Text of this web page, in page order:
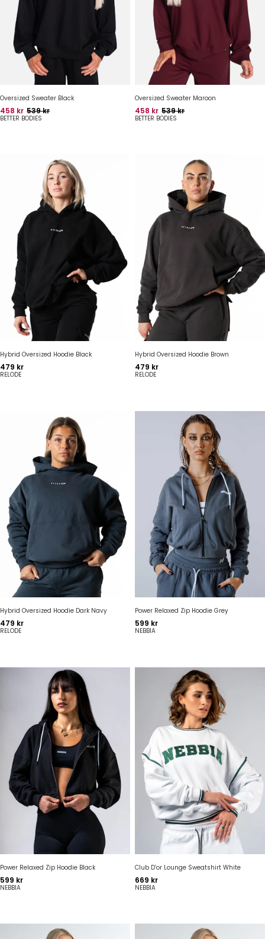
Oversized Sweater Black
Pris
458 kr Oprindelig pris
539 kr
BETTER BODIES
Oversized Sweater Maroon
Pris
458 kr Oprindelig pris
539 kr
BETTER BODIES
Hybrid Oversized Hoodie Black
Pris
479 kr
RELODE
Hybrid Oversized Hoodie Brown
Pris
479 kr
RELODE
Hybrid Oversized Hoodie Dark Navy
Pris
479 kr
RELODE
Power Relaxed Zip Hoodie Grey
Pris
599 kr
NEBBIA
Power Relaxed Zip Hoodie Black
Pris
599 kr
NEBBIA
Club D’or Lounge Sweatshirt White
Pris
669 kr
NEBBIA